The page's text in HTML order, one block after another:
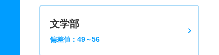
文学部
偏差値：49～56